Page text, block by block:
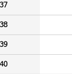
37
38
39
40